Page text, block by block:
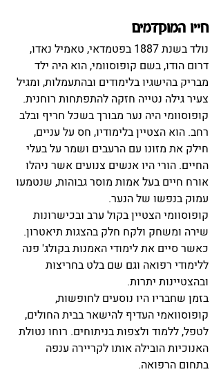
חייו המוקדמים
נולד בשנת 1887 בפטמדאי, טאמיל נאדו,
דרום הודו, בשם קופוסוומי, הוא היה ילד
מבריק בהישגיו בלימודים ובהתעמלות, ומגיל
צעיר גילה נטייה חזקה להתפתחות רוחנית.
קופוסוומי היה נער מבורך בשכל חריף ובלב
רחב. הוא הצטיין בלימודיו, חס על עניים,
חילק את מזונו עם הרעבים ושמר על בעלי
החיים. הורי היו אנשים צנועים אשר ניהלו
אורח חיים בעל אמות מוסר גבוהות, שנטמעו
עמוק בנפשו של הנער.
קופוסוומי הצטיין בקול ערב ובכישרונות
שירה ומשחק ולקח חלק בהצגות תיאטרון.
כאשר סיים את לימודי האמנות בקולג' פנה
ללימודי רפואה וגם שם בלט בחריצות
ובהצטיינות יתרות.
בזמן שחבריו היו נוסעים לחופשות,
קופוסוואמי העדיף להישאר בבית החולים,
לטפל, ללמוד ולצפות בניתוחים. רוחו נטולת
האנוכיות הובילה אותו לקריירה ענפה
בתחום הרפואה.